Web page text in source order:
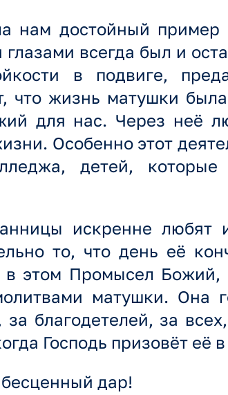
нам достойный пример
всегда был и
в подвиге,
что жизнь матушки
для нас. Через неё
Особенно этот
детей,
искренне любят
то, что день её
этом Промысел Божий,
матушки. Она
благодетелей, за
Господь призовёт её
дар!